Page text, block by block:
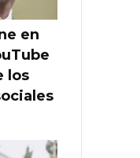
en
los